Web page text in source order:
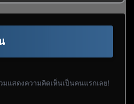
มแสดงความคิดเห็นเป็นคนแรกเลย!